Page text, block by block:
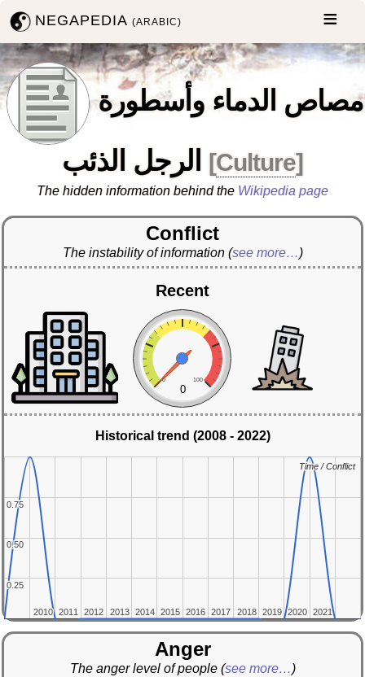
NEGAPEDIA(ARABIC)
مصاص الدماء وأسطورة
الرجل الذئب
[Culture]
The hidden information behind the Wikipedia page
Conflict
The instability of information (see more…)
Recent
0 100
0
Historical trend (2008 - 2022)
2010
2010 2012
2012 2014
2014 2016
2016 2018
2018 2020
2020
2011
2011 2013
2013 2015
2015 2017
2017 2019
2019 2021
2021
0.25
0.25
0.50
0.50
0.75
0.75
Time / Conflict
Time / Conflict
Anger
The anger level of people (see more…)